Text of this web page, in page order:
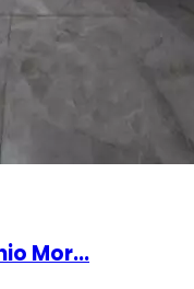
Mor...